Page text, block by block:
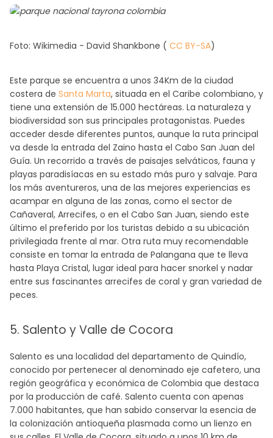
Foto: Wikimedia - David Shankbone ( CC BY-SA)
Este parque se encuentra a unos 34Km de la ciudad
costera de Santa Marta, situada en el Caribe colombiano, y
tiene una extensión de 15.000 hectáreas. La naturaleza y
biodiversidad son sus principales protagonistas. Puedes
acceder desde diferentes puntos, aunque la ruta principal
va desde la entrada del Zaino hasta el Cabo San Juan del
Guía. Un recorrido a través de paisajes selváticos, fauna y
playas paradisíacas en su estado más puro y salvaje. Para
los más aventureros, una de las mejores experiencias es
acampar en alguna de las zonas, como el sector de
Cañaveral, Arrecifes, o en el Cabo San Juan, siendo este
último el preferido por los turistas debido a su ubicación
privilegiada frente al mar. Otra ruta muy recomendable
consiste en tomar la entrada de Palangana que te lleva
hasta Playa Cristal, lugar ideal para hacer snorkel y nadar
entre sus fascinantes arrecifes de coral y gran variedad de
peces.
5. Salento y Valle de Cocora
Salento es una localidad del departamento de Quindío,
conocido por pertenecer al denominado eje cafetero, una
región geográfica y económica de Colombia que destaca
por la producción de café. Salento cuenta con apenas
7.000 habitantes, que han sabido conservar la esencia de
la colonización antioqueña plasmada como un lienzo en